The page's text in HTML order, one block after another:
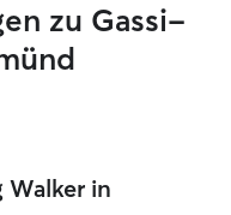
zu Gassi-
Walker in